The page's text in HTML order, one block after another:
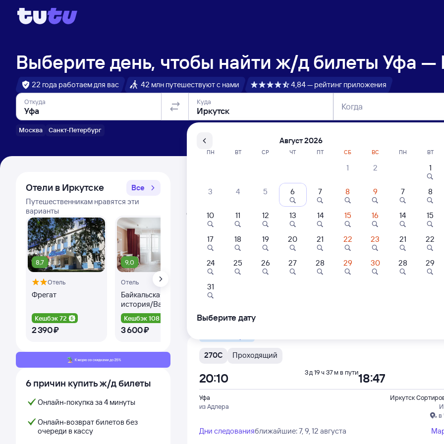
Выберите день, чтобы найти ж/д билеты Уфа —
22 года работаем для вас 42 млн путешествуют с нами 4,84 — рейтинг приложения
Откуда
Москва Санкт-Петербург
Куда Когда
Отели в Иркутске
Все
Путешественникам нравятся эти
варианты
8,7
Отель
Фрегат
Кешбэк 72
2 ⁠390 ⁠₽
9,0
Отель
Байкальская
история/Baikal
Story
Кешбэк 108
3 ⁠600 ⁠₽
8,4
Отель «Иркутск»
Кешбэк 123
6 причин купить ж/д билеты
Онлайн-покупка за 4 минуты
Онлайн-возврат билетов без
очереди в кассу
Расписание поездов Уфа — Иркутск
Расписание поездов Иркутск — Уфа
Открыта продажа билетов на 4 ноября. Отправление и прибытие по местному
205С Проходящий
Уфа
из Анапы
19:44 19:06
Дни следованияближайшие: 8, 11, 15 августа
270С Проходящий
Уфа
из Адлера
Иркутск
в
20:10 18:47
3 д 19 ч 37 м в пути
Дни следованияближайшие: 7, 9, 12 августа
Август 2026
ПН ВТ СР ЧТ ПТ СБ ВС
1 2
3 4 5 6 7 8 9
10 11 12 13 14 15 16
17 18 19 20 21 22 23
24 25 26 27 28 29 30
31
ПН ВТ
1
7 8
14 15
21 22
28 29
Выберите дату